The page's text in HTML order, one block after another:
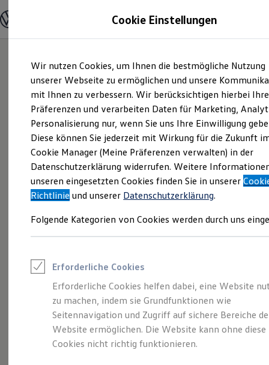
Hauptinhalt
springen
Footer
springen
Modelle und Konfigurator
Modelle vergleichen
Elektroautos
ENERGY Sondermodelle
Nutzfahrzeuge
SUV und CUV
Familienautos
Kombis
Kompaktwagen
Sportwagen
Schnell verfügbare Fahrzeuge
Angebote und Produkte
Aktuelle Angebote
E-Auto-Förderung
Volkswagen Marktplatz
Junge Gebrauchtwagen und Gebrauchtwagen
Saisonangebote
Leasing
Leasing-Angebote
Gebrauchtwagen Leasing
Junge Gebrauchtwagen-Leasing
Elektroauto Leasing
Kleinwagen-Leasing
Leasing ohne Anzahlung
Der T-Roc
Cookie Einstellungen
Wir nutzen Cookies, um Ihnen die bestmögliche Nutzung
unserer Webseite zu ermöglichen und unsere
mit Ihnen zu verbessern. Wir berücksichtigen hierbei Ihre
Präferenzen und verarbeiten Daten für Marketing,
Personalisierung nur, wenn Sie uns Ihre Einwilligung
Diese können Sie jederzeit mit Wirkung für die Zukunft
Cookie Manager (Meine Präferenzen verwalten) in der
Datenschutzerklärung widerrufen. Weitere
unseren eingesetzten Cookies finden Sie in unserer
Richtlinie und unserer Datenschutzerklärung.
Folgende Kategorien von Cookies werden durch uns
Erforderliche Cookies
Erforderliche Cookies helfen dabei, eine Website
zu machen, indem sie Grundfunktionen wie
Seitennavigation und Zugriff auf sichere Bereiche
Website ermöglichen. Die Website kann ohne diese
Cookies nicht richtig funktionieren.